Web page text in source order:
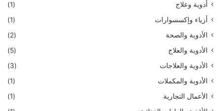
أدوية وعلاج
(1)
أزياء وإكسسوارات
(1)
الأدوية والصحة
(2)
الأدوية والعلاج
(5)
الأدوية والعلاجات
(3)
الأدوية والمكملات
(1)
الأعمال التجارية
(1)